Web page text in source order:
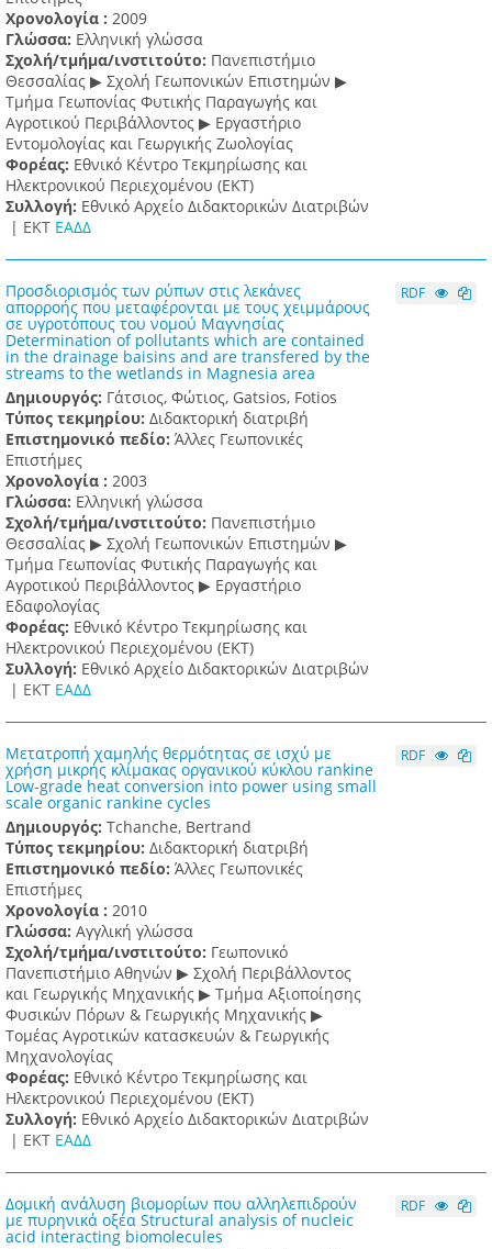
Χρονολογία : 2009
Γλώσσα: Ελληνική γλώσσα
Σχολή/τμήμα/ινστιτούτο: Πανεπιστήμιο
Θεσσαλίας ▶ Σχολή Γεωπονικών Επιστημών ▶
Τμήμα Γεωπονίας Φυτικής Παραγωγής και
Αγροτικού Περιβάλλοντος ▶ Εργαστήριο
Εντομολογίας και Γεωργικής Ζωολογίας
Φορέας: Εθνικό Κέντρο Τεκμηρίωσης και
Ηλεκτρονικού Περιεχομένου (ΕΚΤ)
Συλλογή: Εθνικό Αρχείο Διδακτορικών Διατριβών
| ΕΚΤ ΕΑΔΔ
Προσδιορισμός των ρύπων στις λεκάνες
απορροής που μεταφέρονται με τους χειμμάρους
σε υγροτόπους του νομού Μαγνησίας
Determination of pollutants which are contained
in the drainage baisins and are transfered by the
streams to the wetlands in Magnesia area
Δημιουργός: Γάτσιος, Φώτιος, Gatsios, Fotios
Τύπος τεκμηρίου: Διδακτορική διατριβή
Επιστημονικό πεδίο: Άλλες Γεωπονικές
Επιστήμες
Χρονολογία : 2003
Γλώσσα: Ελληνική γλώσσα
Σχολή/τμήμα/ινστιτούτο: Πανεπιστήμιο
Θεσσαλίας ▶ Σχολή Γεωπονικών Επιστημών ▶
Τμήμα Γεωπονίας Φυτικής Παραγωγής και
Αγροτικού Περιβάλλοντος ▶ Εργαστήριο
Εδαφολογίας
Φορέας: Εθνικό Κέντρο Τεκμηρίωσης και
Ηλεκτρονικού Περιεχομένου (ΕΚΤ)
Συλλογή: Εθνικό Αρχείο Διδακτορικών Διατριβών
| ΕΚΤ ΕΑΔΔ
RDF
Μετατροπή χαμηλής θερμότητας σε ισχύ με
χρήση μικρής κλίμακας οργανικού κύκλου rankine
Low-grade heat conversion into power using small
scale organic rankine cycles
Δημιουργός: Tchanche, Bertrand
Τύπος τεκμηρίου: Διδακτορική διατριβή
Επιστημονικό πεδίο: Άλλες Γεωπονικές
Επιστήμες
Χρονολογία : 2010
Γλώσσα: Αγγλική γλώσσα
Σχολή/τμήμα/ινστιτούτο: Γεωπονικό
Πανεπιστήμιο Αθηνών ▶ Σχολή Περιβάλλοντος
και Γεωργικής Μηχανικής ▶ Τμήμα Αξιοποίησης
Φυσικών Πόρων & Γεωργικής Μηχανικής ▶
Τομέας Αγροτικών κατασκευών & Γεωργικής
Μηχανολογίας
Φορέας: Εθνικό Κέντρο Τεκμηρίωσης και
Ηλεκτρονικού Περιεχομένου (ΕΚΤ)
Συλλογή: Εθνικό Αρχείο Διδακτορικών Διατριβών
| ΕΚΤ ΕΑΔΔ
RDF
Δομική ανάλυση βιομορίων που αλληλεπιδρούν
με πυρηνικά οξέα Structural analysis of nucleic
acid interacting biomolecules
RDF